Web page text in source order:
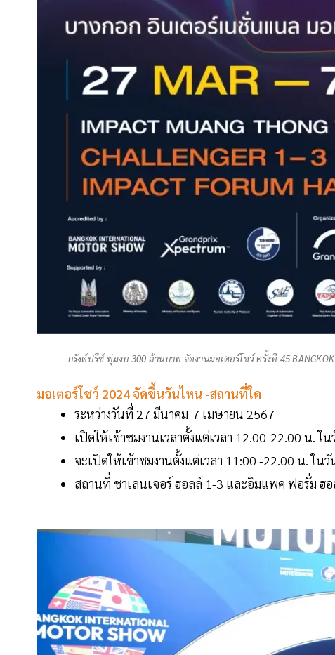
กรังด์ปรีซ์ ทุ่มงบ 300 ล้านบาท จัดงานมอเตอร์โชว์ ครั้งที่ 45
มอเตอร์โชว์ 2024 จัดขึ้นวันไหน -สถานที่ใด
ระหว่างวันที่ 27 มีนาคม-7 เมษายน 2567
เปิดให้เข้าชมงานเวลาตั้งแต่เวลา 12.00-22.00 น. ใน
จะเปิดให้เข้าชมงานตั้งแต่เวลา 11:00 -22.00 น. ใน
สถานที่ ชาเลนเจอร์ ฮอลล์ 1-3 และอิมแพค ฟอรั่ม ฮ